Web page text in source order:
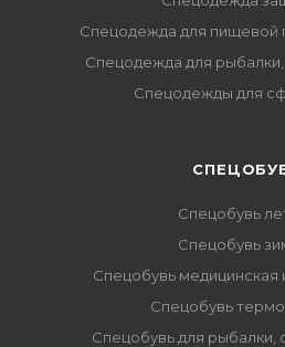
Спецодежда для пищевой
Спецодежда для
Спецодежды для
Спецобувь
Спецобувь
Спецобувь медицинская
Спецобувь
Спецобувь для рыбалки,